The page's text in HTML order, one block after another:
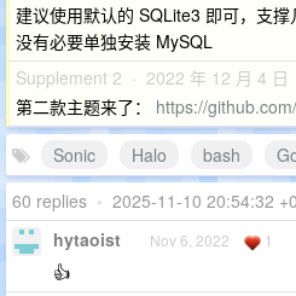
建议使用默认的 SQLite3 即可，支撑
没有必要单独安装 MySQL
Supplement 2 · 2022 年 12 月 4 日
第二款主题来了： https://
Sonic
Halo bash
60 replies • 2025-11-10 20:54:32
hytaoist Nov 6, 2022 1
👍